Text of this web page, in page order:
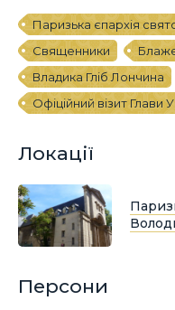
Паризька єпархія
Священники
Владика Гліб Лончина
Офіційний візит Глави
Локації
Персони